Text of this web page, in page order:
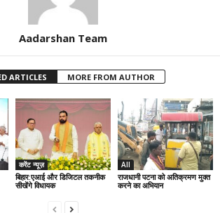
Aadarshan Team
ARTICLES MORE FROM AUTHOR
करेंट न्यूज़
बिहार:एआई और डिजिटल तकनीक
सीखेंगे विधायक
All
राजधानी पटना को अतिक्रमण मुक्त
करने का अभियान